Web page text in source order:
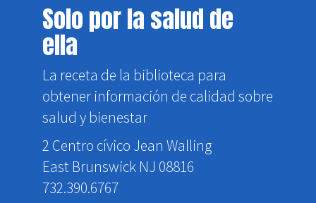
Solo por la salud de
ella
La receta de la biblioteca para
obtener información de calidad sobre
salud y bienestar
2 Centro cívico Jean Walling
East Brunswick NJ 08816
732.390.6767